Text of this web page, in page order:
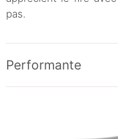
pas.
Performante